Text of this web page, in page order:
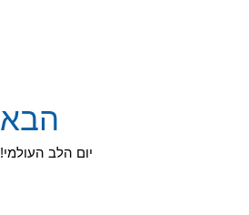
הבא
יום הלב העולמי!